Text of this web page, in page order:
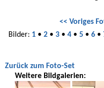
<< Voriges
Bilder: 1• 2• 3• 4• 5• 6•
Zurück zum Foto-Set
Weitere Bildgalerien: